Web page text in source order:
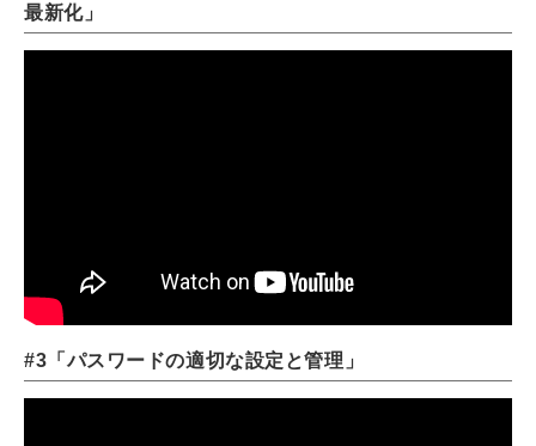
最新化」
#3「パスワードの適切な設定と管理」